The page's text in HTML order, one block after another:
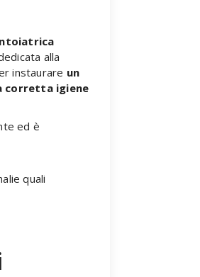
alla
instaurare un
corretta igiene
ed è
quali